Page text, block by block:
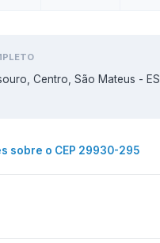
Centro, São Mateus - ES,
sobre o CEP 29930-295